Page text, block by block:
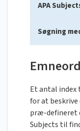
APA
Søgning
Et antal
for at
præ-defineret
Subjects til